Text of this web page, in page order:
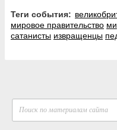
Теги события:
мировое правительство
сатанисты извращенцы